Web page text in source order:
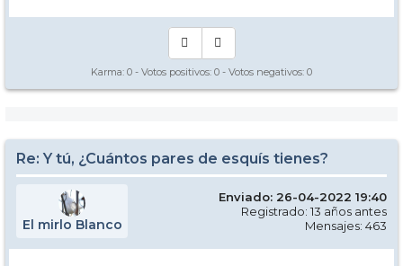
Karma: 0 - Votos positivos: 0 - Votos negativos: 0
Re: Y tú, ¿Cuántos pares de esquís tienes?
El mirlo Blanco
Enviado: 26-04-2022 19:40
Registrado: 13 años antes
Mensajes: 463